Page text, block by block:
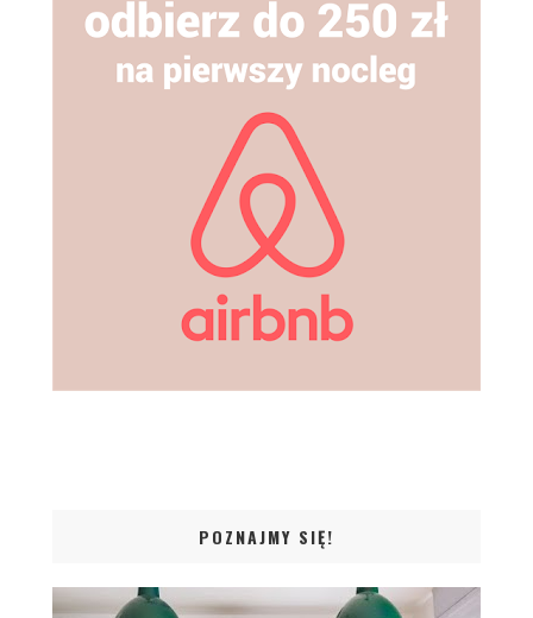
POZNAJMY SIĘ!